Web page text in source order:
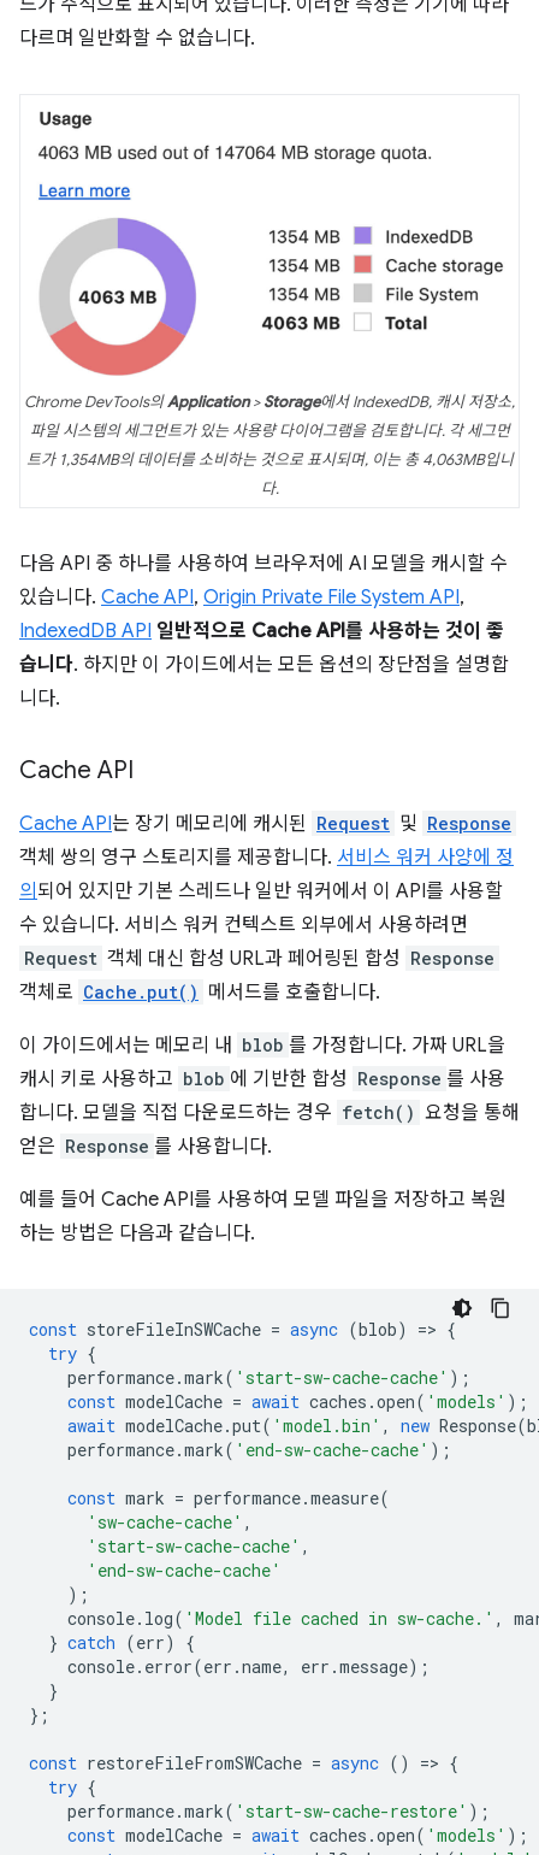
드가 주석으로 표시되어 있습니다. 이러한 측정은 기기에 따라
다르며 일반화할 수 없습니다.
Chrome DevTools의Application>Storage에서 IndexedDB, 캐시 저장소,
파일 시스템의 세그먼트가 있는 사용량 다이어그램을 검토합니다. 각 세그먼
트가 1,354MB의 데이터를 소비하는 것으로 표시되며, 이는 총 4,063MB입니
다.
다음 API 중 하나를 사용하여 브라우저에 AI 모델을 캐시할 수
있습니다. Cache API, Origin Private File System API,
IndexedDB API 일반적으로 Cache API를 사용하는 것이 좋
습니다. 하지만 이 가이드에서는 모든 옵션의 장단점을 설명합
니다.
Cache API
Cache API는 장기 메모리에 캐시된 Request 및 Response
객체 쌍의 영구 스토리지를 제공합니다. 서비스 워커 사양에 정
의 되어 있지만 기본 스레드나 일반 워커에서 이 API를 사용할
수 있습니다. 서비스 워커 컨텍스트 외부에서 사용하려면
Request 객체 대신 합성 URL과 페어링된 합성 Response
객체로 Cache.put() 메서드를 호출합니다.
이 가이드에서는 메모리 내 blob 를 가정합니다. 가짜 URL을
캐시 키로 사용하고 blob 에 기반한 합성 Response 를 사용
합니다. 모델을 직접 다운로드하는 경우 fetch() 요청을 통해
얻은 Response 를 사용합니다.
예를 들어 Cache API를 사용하여 모델 파일을 저장하고 복원
하는 방법은 다음과 같습니다.
const storeFileInSWCache = async (blob) => {
try {
performance.mark( 'start-sw-cache-cache' );
const modelCache = await caches .open( 'models' );
await modelCache.put( 'model.bin' , new Response(
performance.mark( 'end-sw-cache-cache' );
const mark = performance.measure(
'sw-cache-cache' ,
'start-sw-cache-cache' ,
'end-sw-cache-cache'
);
console. log( 'Model file cached in sw-cache.' ,
} catch (err)
{
console. error(err .name, err .message);
}
};
const restoreFileFromSWCache = async () => {
try {
performance.mark( 'start-sw-cache-restore' );
const modelCache = await caches .open( 'models' );